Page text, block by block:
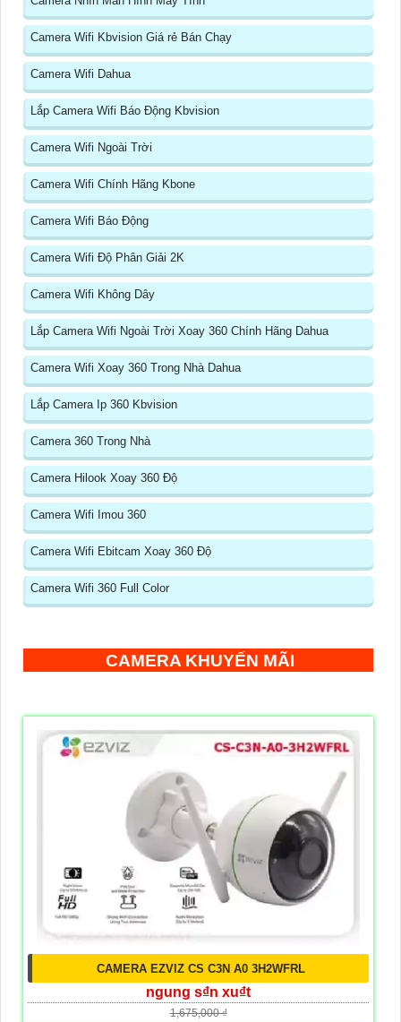
Camera Wifi Kbvision Giá rẻ Bán Chạy
Camera Wifi Dahua
Lắp Camera Wifi Báo Động Kbvision
Camera Wifi Ngoài Trời
Camera Wifi Chính Hãng Kbone
Camera Wifi Báo Động
Camera Wifi Độ Phân Giải 2K
Camera Wifi Không Dây
Lắp Camera Wifi Ngoài Trời Xoay 360 Chính Hãng Dahua
Camera Wifi Xoay 360 Trong Nhà Dahua
Lắp Camera Ip 360 Kbvision
Camera 360 Trong Nhà
Camera Hilook Xoay 360 Độ
Camera Wifi Imou 360
Camera Wifi Ebitcam Xoay 360 Độ
Camera Wifi 360 Full Color
CAMERA KHUYẾN MÃI
CAMERA EZVIZ CS C3N A0 3H2WFRL
ngung s₫n xu₫t
1,675,000 ₫